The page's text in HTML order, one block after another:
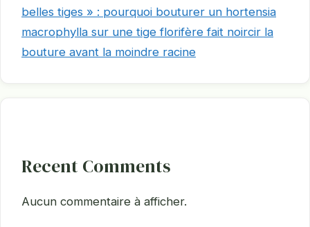
belles tiges » : pourquoi bouturer un hortensia
macrophylla sur une tige florifère fait noircir la
bouture avant la moindre racine
Recent Comments
Aucun commentaire à afficher.